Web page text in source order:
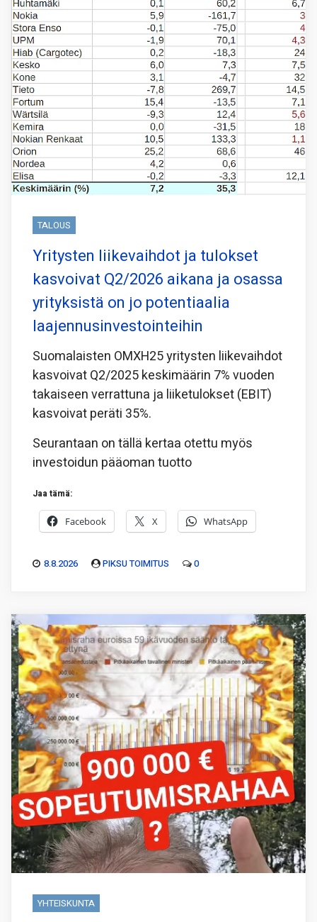
TALOUS
Yritysten liikevaihdot ja tulokset
kasvoivat Q2/2026 aikana ja osassa
yrityksistä on jo potentiaalia
laajennusinvestointeihin
Suomalaisten OMXH25 yritysten liikevaihdot
kasvoivat Q2/2025 keskimäärin 7% vuoden
takaiseen verrattuna ja liiketulokset (EBIT)
kasvoivat peräti 35%.
Seurantaan on tällä kertaa otettu myös
investoidun pääoman tuotto
Jaa tämä:
Facebook X WhatsApp
8.8.2026 PIKSU TOIMITUS 0
YHTEISKUNTA